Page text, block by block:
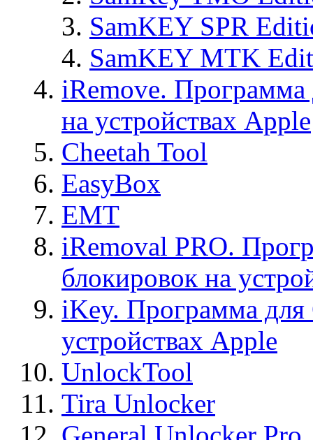
SamKEY SPR
SamKEY MTK
iRemove. Программа
на устройствах Apple
Cheetah Tool
EasyBox
EMT
iRemoval PRO.
блокировок на
iKey. Программа для
устройствах Apple
UnlockTool
Tira Unlocker